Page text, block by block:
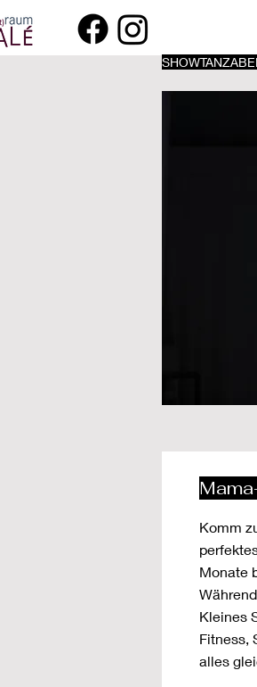
Komm
Monate
Kleines
Fitness,
alles